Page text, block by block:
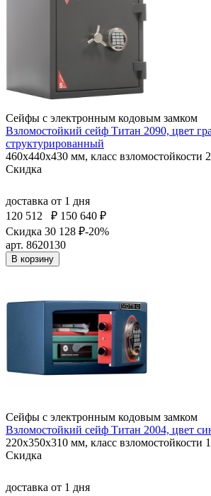
Сейфы с электронным кодовым замком
Взломостойкий сейф Титан 2090, цвет
структурированный
460x440x430 мм, класс взломостойкости 2
Скидка
доставка от 1 дня
120 512
₽ 150 640 ₽
Скидка 30 128 ₽-20%
арт. 8620130
В корзину
Сейфы с электронным кодовым замком
Взломостойкий сейф Титан 2004, цвет
220x350x310 мм, класс взломостойкости 1
Скидка
доставка от 1 дня